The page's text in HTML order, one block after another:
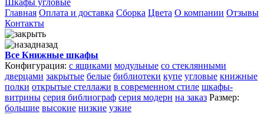
Шкафы угловые
Главная Оплата и доставка Сборка Цвета О компании Отзывы
Контакты
назад
Все Книжные шкафы
Конфигурация: с ящиками модульные со стеклянными
дверцами закрытые белые библиотеки купе угловые книжные
полки открытые стеллажи в современном стиле шкафы-
витрины серия библиограф серия модерн на заказ Размер:
большие высокие низкие узкие